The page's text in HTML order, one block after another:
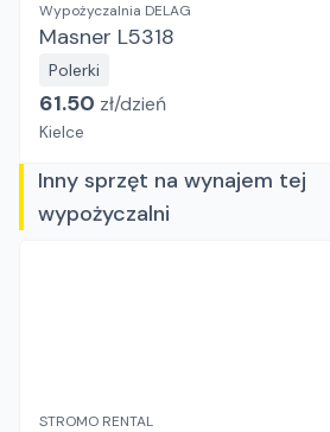
Wypożyczalnia DELAG
Masner L5318
Polerki
61.50 zł/dzień
Kielce
Inny sprzęt na wynajem tej
wypożyczalni
STROMO RENTAL